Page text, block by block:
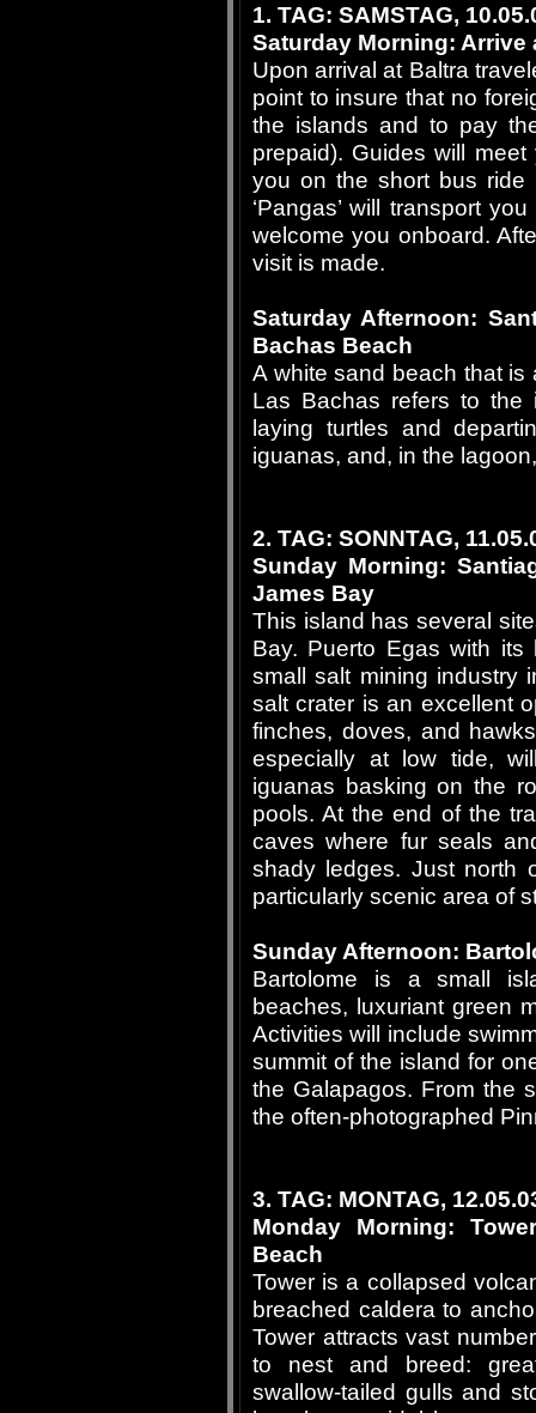
1. TAG: SAMSTAG,
Saturday Morning: Arrive
Upon arrival at Baltra
point to insure that no
the islands and to pay
prepaid). Guides will
you on the short bus ride
‘Pangas’ will transport
welcome you onboard.
visit is made.
Saturday Afternoon:
Bachas Beach
A white sand beach that is
Las Bachas refers to
laying turtles and
iguanas, and, in the
2. TAG: SONNTAG,
Sunday Morning:
James Bay
This island has several
Bay. Puerto Egas with
small salt mining industry
salt crater is an excellent
finches, doves, and
especially at low tide,
iguanas basking on the
pools. At the end of the
caves where fur seals
shady ledges. Just north
particularly scenic area of
Sunday Afternoon:
Bartolome is a small
beaches, luxuriant green
Activities will include
summit of the island for
the Galapagos. From the
the often-photographed
3. TAG: MONTAG,
Monday Morning:
Beach
Tower is a collapsed
breached caldera to
Tower attracts vast
to nest and breed:
swallow-tailed gulls and